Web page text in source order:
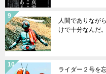
人間でありなが
けで十分なんだ。
ライダー２号を